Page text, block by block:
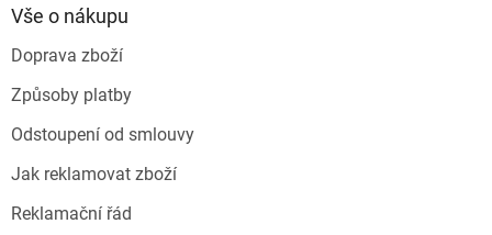
Vše o nákupu
Doprava zboží
Způsoby platby
Odstoupení od smlouvy
Jak reklamovat zboží
Reklamační řád